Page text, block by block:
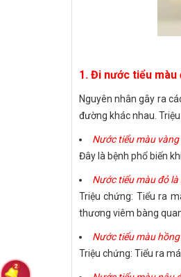
1. Đi nước tiểu màu
Nguyên nhân gây ra
đường khác nhau.
Nước tiểu màu vàng
Đây là bệnh phổ biến
Nước tiểu màu đỏ
Triệu chứng: Tiểu ra
thương viêm bàng
Nước tiểu màu
Triệu chứng: Tiểu ra